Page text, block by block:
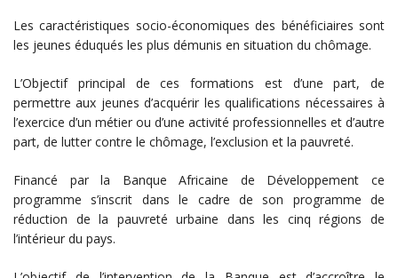
Les caractéristiques socio-économiques des bénéficiaires sont
les jeunes éduqués les plus démunis en situation du chômage.
L’Objectif principal de ces formations est d’une part, de
permettre aux jeunes d’acquérir les qualifications nécessaires à
l’exercice d’un métier ou d’une activité professionnelles et d’autre
part, de lutter contre le chômage, l’exclusion et la pauvreté.
Financé par la Banque Africaine de Développement ce
programme s’inscrit dans le cadre de son programme de
réduction de la pauvreté urbaine dans les cinq régions de
l’intérieur du pays.